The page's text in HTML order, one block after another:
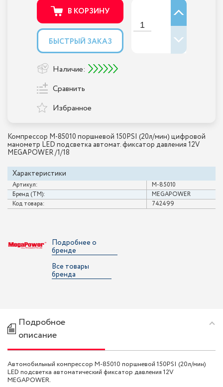
Компрессор M-85010 поршневой 150PSI (20л/мин) цифровой
манометр LED подсветка автомат. фиксатор давления 12V
MEGAPOWER /1/18
Характеристики
Артикул:
M-85010
Бренд (ТМ):
MEGAPOWER
Код товара:
742499
В КОРЗИНУ
БЫСТРЫЙ ЗАКАЗ
Наличие:
Сравнить
Избранное
Подробнее о
бренде
Все товары
бренда
Подробное
описание
Автомобильный компрессор M-85010 поршневой 150PSI (20л/мин)
LED подсветка автоматический фиксатор давления 12V
MEGAPOWER.